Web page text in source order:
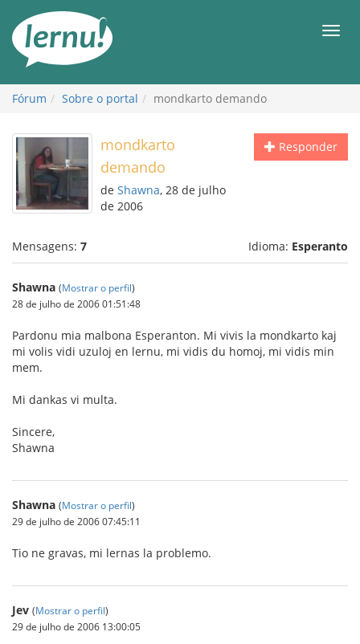
conteúdo
Fórum Sobre o portal mondkarto demando
Responder
mondkarto
demando
de Shawna, 28 de julho
de 2006
Mensagens: 7 Idioma: Esperanto
Shawna (Mostrar o perfil)
28 de julho de 2006 01:51:48
Pardonu mia malbona Esperanton. Mi vivis la mondkarto kaj
mi volis vidi uzuloj en lernu, mi vidis du homoj, mi vidis min
mem.
Mi dankas vi multa.
Sincere,
Shawna
Shawna (Mostrar o perfil)
29 de julho de 2006 07:45:11
Tio ne gravas, mi lernas la problemo.
Jev (Mostrar o perfil)
29 de julho de 2006 13:00:05